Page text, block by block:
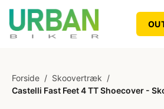
Forside / Skoovertræk /
Castelli Fast Feet 4 TT Shoecover -